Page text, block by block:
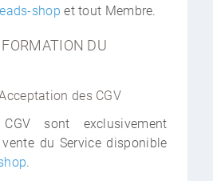
shop et tout Membre.
DU
des CGV
sont exclusivement
du Service disponible
.